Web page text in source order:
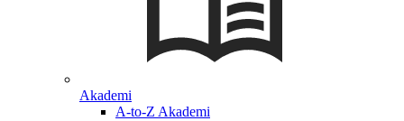
Akademi
A-to-Z Akademi